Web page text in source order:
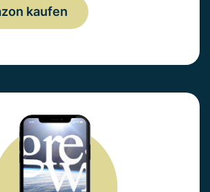
kaufen